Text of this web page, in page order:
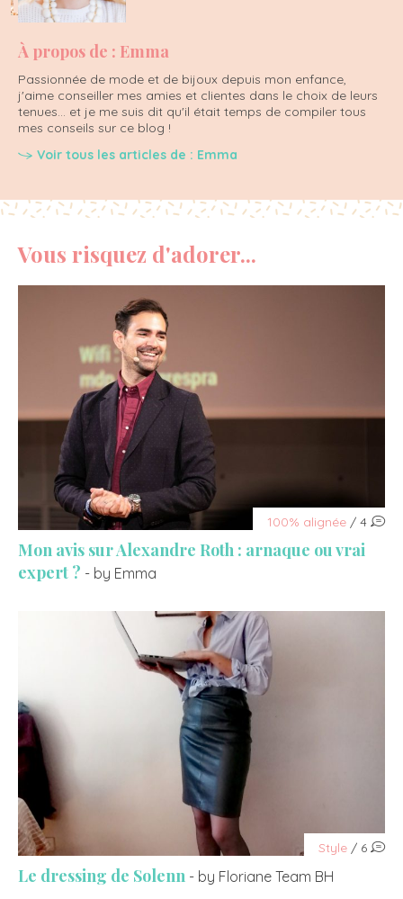
À propos de : Emma
Passionnée de mode et de bijoux depuis mon enfance,
j'aime conseiller mes amies et clientes dans le choix de leurs
tenues... et je me suis dit qu'il était temps de compiler tous
mes conseils sur ce blog !
Voir tous les articles de : Emma
Vous risquez d'adorer...
100% alignée / 4
Mon avis sur Alexandre Roth : arnaque ou vrai
expert ? - by Emma
Style / 6
Le dressing de Solenn - by Floriane Team BH